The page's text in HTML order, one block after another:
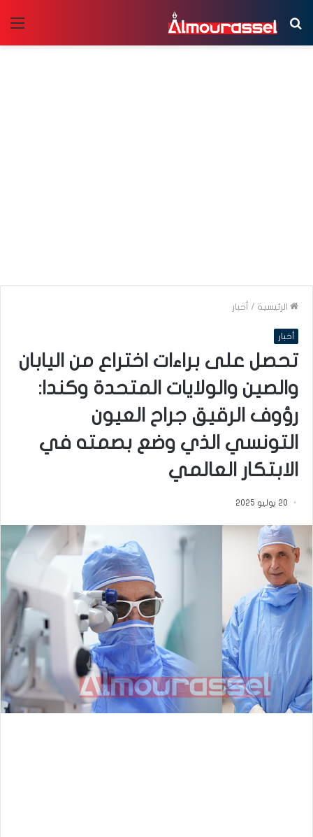
بحث
عن
الرئيسية / أخبار
أخبار
تحصل على براءات اختراع من اليابان
والصين والولايات المتحدة وكندا:
رؤوف الرقيق جراح العيون
التونسي الذي وضع بصمته في
الابتكار العالمي
20 يوليو 2025